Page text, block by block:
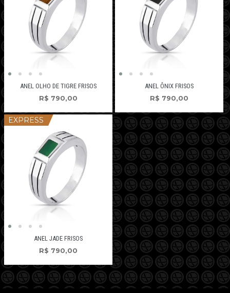
ANEL OLHO DE TIGRE FRISOS
R$ 790,00
ANEL ÔNIX FRISOS
R$ 790,00
EXPRESS
ANEL JADE FRISOS
R$ 790,00